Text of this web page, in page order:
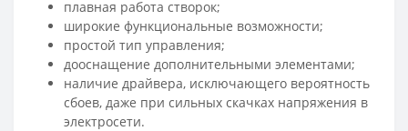
плавная работа створок;
широкие функциональные возможности;
простой тип управления;
дооснащение дополнительными элементами;
наличие драйвера, исключающего вероятность
сбоев, даже при сильных скачках напряжения в
электросети.